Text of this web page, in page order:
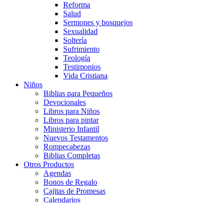
Reforma
Salud
Sermones y bosquejos
Sexualidad
Soltería
Sufrimiento
Teología
Testimonios
Vida Cristiana
Niños
Biblias para Pequeños
Devocionales
Libros para Niños
Libros para pintar
Ministerio Infantil
Nuevos Testamentos
Rompecabezas
Biblias Completas
Otros Productos
Agendas
Bonos de Regalo
Cajitas de Promesas
Calendarios